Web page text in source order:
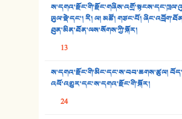
33. འཛོམས་པའི་ལམ།
34. ཉི་མ་སེམས་ལ་ཞོག་དང་། -
36. ཟླ་གཞོན་སྙན་དབྱངས། - ཟླ་སྒྲོན།
ཡུལ་སྡེ་དང་། རི། ལ། མཚོ། གཙང་པོ།
ཐུན་མིན་ཐོན་ལས་སོགས་ཀྱི་སྐོར།
13
ས་དགའ་རྫོང་གི་མིང་དང་ས་བབ་ཆགས་ཚུལ།
འཕོ་འགྱུར་དང་ས་དགའ་རྫོང་གི་སྐོར།
24